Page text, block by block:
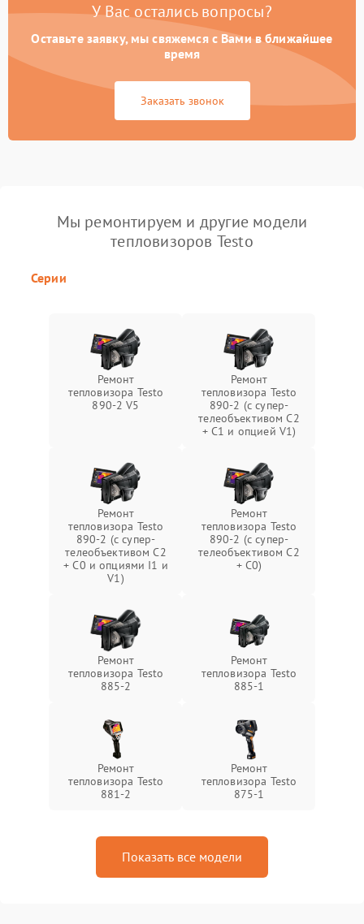
У Вас остались вопросы?
Оставьте заявку, мы свяжемся с Вами в ближайшее
время
Заказать звонок
Мы ремонтируем и другие модели
тепловизоров Testo
Серии
Ремонт
тепловизора Testo
890-2 V5
Ремонт
тепловизора Testo
890-2 (c супер-
телеобъективом C2
+ C1 и опцией V1)
Ремонт
тепловизора Testo
890-2 (c супер-
телеобъективом C2
+ C0 и опциями I1 и
V1)
Ремонт
тепловизора Testo
890-2 (c супер-
телеобъективом C2
+ C0)
Ремонт
тепловизора Testo
885-2
Ремонт
тепловизора Testo
885-1
Ремонт
тепловизора Testo
881-2
Ремонт
тепловизора Testo
875-1
Показать все модели